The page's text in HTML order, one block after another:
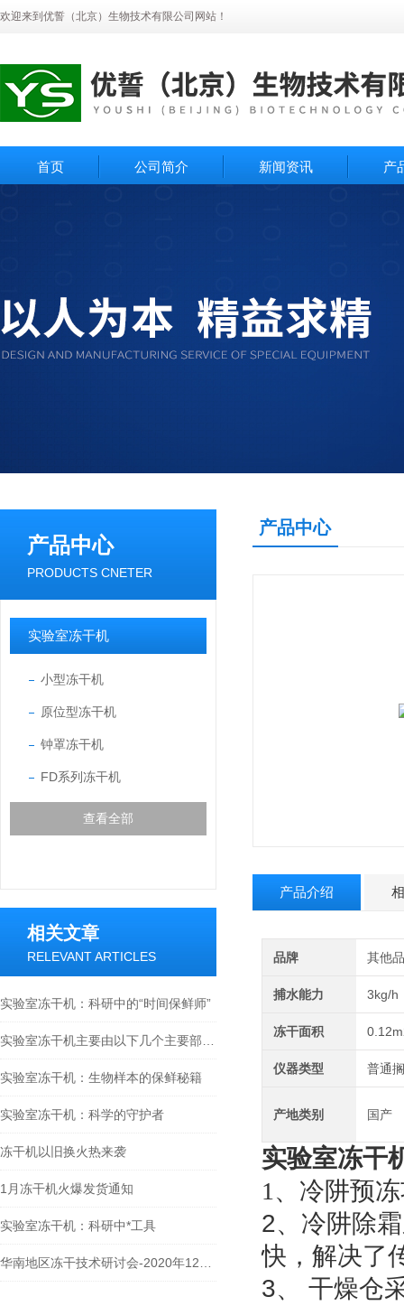
欢迎来到优誓（北京）生物技术有限公司网站！
首页 公司简介 新闻资讯 产
产品中心
PRODUCTS CNETER
实验室冻干机
小型冻干机
原位型冻干机
钟罩冻干机
FD系列冻干机
查看全部
相关文章
RELEVANT ARTICLES
实验室冻干机：科研中的“时间保鲜师”
实验室冻干机：生物样本的保鲜秘籍
实验室冻干机：科学的守护者
冻干机以旧换火热来袭
1月冻干机火爆发货通知
实验室冻干机：科研中*工具
产品中心
产品介绍
品牌 其他
捕水能力 3kg/h
冻干面积
仪器类型 普通
产地类别 国产
实验室冻干
1、冷阱预
2、 冷阱除
快，解决了
3、 干燥仓